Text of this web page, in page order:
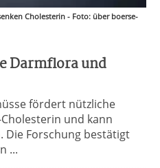
Cholesterin - Foto: über boerse-
Darmflora und
fördert nützliche
und kann
Die Forschung bestätigt
...